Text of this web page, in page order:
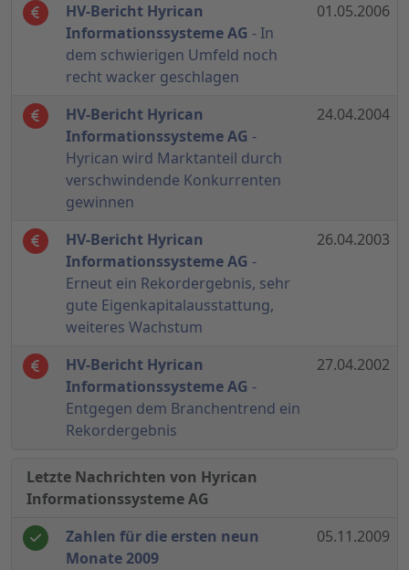
HV-Bericht Hyrican
Informationssysteme AG - In
dem schwierigen Umfeld noch
recht wacker geschlagen
01.05.2006
HV-Bericht Hyrican
Informationssysteme AG -
Hyrican wird Marktanteil durch
verschwindende Konkurrenten
gewinnen
24.04.2004
HV-Bericht Hyrican
Informationssysteme AG -
Erneut ein Rekordergebnis, sehr
gute Eigenkapitalausstattung,
weiteres Wachstum
26.04.2003
HV-Bericht Hyrican
Informationssysteme AG -
Entgegen dem Branchentrend ein
Rekordergebnis
27.04.2002
Letzte Nachrichten von Hyrican
Informationssysteme AG
Zahlen für die ersten neun
Monate 2009
05.11.2009